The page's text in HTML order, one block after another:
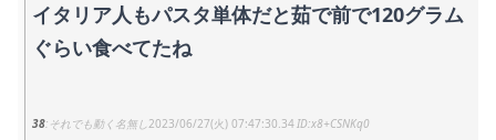
イタリア人もパスタ単体だと茹で前で120グラム
ぐらい食べてたね
38 それでも動く名無し2023/06/27(火) 07:47:30.34 x8+CSNKq0